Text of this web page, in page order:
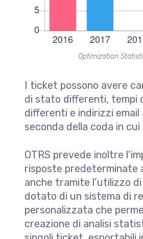
Optimization
I ticket possono avere
di stato differenti, tempi
differenti e indirizzi email
seconda della coda in cui
OTRS prevede inoltre
risposte predeterminate
anche tramite l’utilizzo
dotato di un sistema di
personalizzata che
creazione di analisi